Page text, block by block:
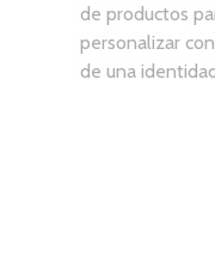
de productos
personalizar
de una